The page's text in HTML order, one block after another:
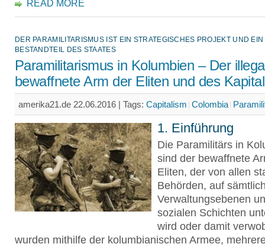
READ MORE
DER PARAMILITARISMUS IST EIN STRATEGISCHES PROJEKT UND
BESTANDTEIL DES STAATES
Paramilitarismus in Kolumbien – Der
bewaffnete Arm der Eliten und des
amerika21.de 22.06.2016 | Tags: Capitalism Colombia
1. Einführung
Die Paramilitärs in
sind der bewaffnete
Eliten, der von allen
Behörden, auf
Verwaltungsebenen
sozialen Schichten
wird oder damit
wurden mithilfe der kolumbianischen Armee,